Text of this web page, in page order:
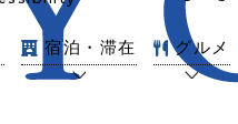
accessibility
宿泊・滞在 グルメ